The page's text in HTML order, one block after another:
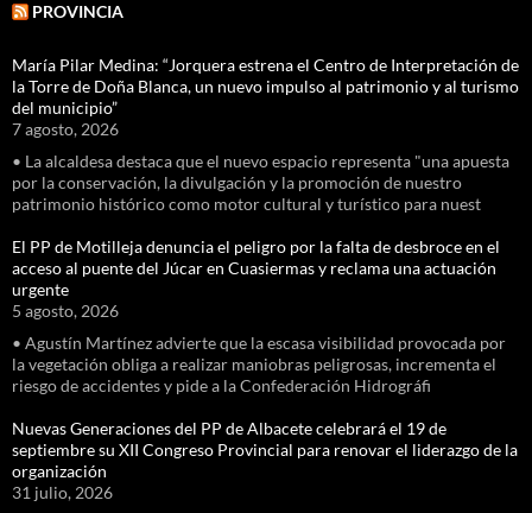
PROVINCIA
María Pilar Medina: “Jorquera estrena el Centro de Interpretación de
la Torre de Doña Blanca, un nuevo impulso al patrimonio y al turismo
del municipio”
7 agosto, 2026
• La alcaldesa destaca que el nuevo espacio representa "una apuesta
por la conservación, la divulgación y la promoción de nuestro
patrimonio histórico como motor cultural y turístico para nuest
El PP de Motilleja denuncia el peligro por la falta de desbroce en el
acceso al puente del Júcar en Cuasiermas y reclama una actuación
urgente
5 agosto, 2026
• Agustín Martínez advierte que la escasa visibilidad provocada por
la vegetación obliga a realizar maniobras peligrosas, incrementa el
riesgo de accidentes y pide a la Confederación Hidrográfi
Nuevas Generaciones del PP de Albacete celebrará el 19 de
septiembre su XII Congreso Provincial para renovar el liderazgo de la
organización
31 julio, 2026